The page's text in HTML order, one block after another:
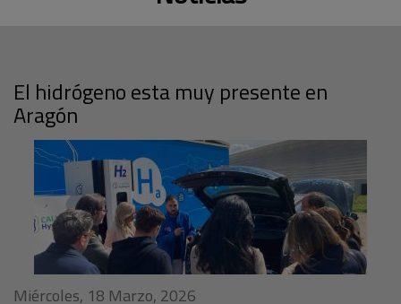
El hidrógeno esta muy presente en
Aragón
Miércoles, 18 Marzo, 2026